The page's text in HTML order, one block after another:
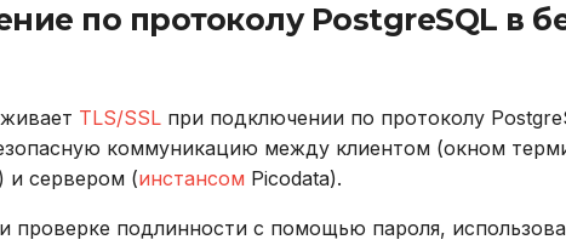
по протоколу PostgreSQL в
TLS/SSL при подключении по протоколу
коммуникацию между клиентом (окном
и сервером (инстансом Picodata).
проверке подлинности с помощью пароля,